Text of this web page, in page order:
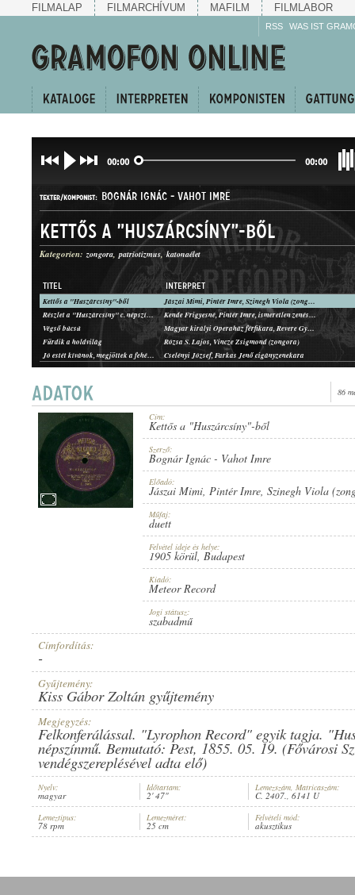
FILMALAP FILMARCHÍVUM MAFILM FILMLABOR
RSS WAS IST
00:00 00:00
INTERPRET: PINTÉR IMRE SZINEGH VIOLA (ZONGORA)
TEXTER/KOMPONIST: BOGNÁR IGNÁC - VAHOT IMRE
GATTUNG: DUETT
ERSCHEINUNGSJAHR: 1905 KÖRÜL
METEOR RECORD
PLATTENAUFNAHME: C. 2407.
Kettős a "Huszárcsíny"-ből
Kategorien: zongora patriotizmus katonaélet
TITEL INTERPRET
Kettős a "Huszárcsíny"-ből
Jászai Mimi, Pintér Imre, Szinegh Viola (zongora)
Részlet a "Huszárcsíny" c. népszínműből
Kende Frigyesné, Pintér Imre, ismeretlen zenész (zongora)
Végső búcsú
Magyar királyi Operaház férfikara, Revere Gyula (zongora)
Fürdik a holdvilág
Rózsa S. Lajos, Vincze Zsigmond (zongora)
Jó estét kívánok, megjöttek a fehérvári huszárok / Vékony héjja van a piros almának
Cselényi József, Farkas Jenő cigányzenekara
86
Cím:
Kettős a "Huszárcsíny"-ből
Szerző:
Bognár Ignác - Vahot Imre
Előadó:
Jászai Mimi, Pintér Imre, Szinegh Viola
Műfaj:
duett
Felvétel ideje és helye:
1905 körül, Budapest
Kiadó:
Meteor Record
Jogi státusz:
szabadmű
Címfordítás:
-
Gyűjtemény:
Kiss Gábor Zoltán gyűjtemény
Megjegyzés:
Felkonferálással. "Lyrophon Record" egyik tagja.
népszínmű. Bemutató: Pest, 1855. 05. 19. (Fővárosi
vendégszereplésével adta elő)
Nyelv:
magyar
Időtartam:
2' 47"
Lemezszám, Matricaszám:
C. 2407., 6141 U
Lemeztípus:
78 rpm
Lemezméret:
25 cm
Felvételi mód:
akusztikus